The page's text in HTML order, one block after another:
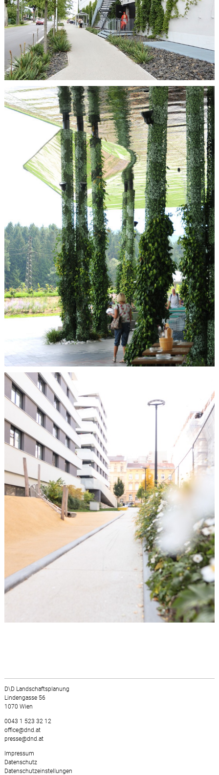
D\D Landschaftsplanung
Lindengasse 56
1070 Wien
0043 1 523 32 12
office@dnd.at
presse@dnd.at
Impressum
Datenschutz
Datenschutzeinstellungen